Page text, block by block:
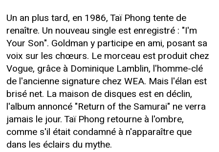
Un an plus tard, en 1986, Taï Phong tente de
renaître. Un nouveau single est enregistré : "I'm
Your Son". Goldman y participe en ami, posant sa
voix sur les chœurs. Le morceau est produit chez
Vogue, grâce à Dominique Lamblin, l'homme-clé
de l'ancienne signature chez WEA. Mais l'élan est
brisé net. La maison de disques est en déclin,
l'album annoncé "Return of the Samurai" ne verra
jamais le jour. Taï Phong retourne à l'ombre,
comme s'il était condamné à n'apparaître que
dans les éclairs du mythe.